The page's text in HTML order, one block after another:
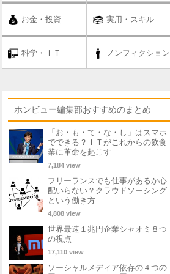
お金・投資
科学・ＩＴ
実用・スキル
ノンフィクション
ホンビュー編集部おすすめのまとめ
「お・も・て・な・し」はスマホ
でできる？ＩＴがこれからの飲食
業に革命を起こす
7,184 view
フリーランスでも仕事があるか心
配いらない？クラウドソーシング
という働き方
4,808 view
世界最速１兆円企業シャオミ８つ
の視点
17,110 view
ソーシャルメディア依存の４つの